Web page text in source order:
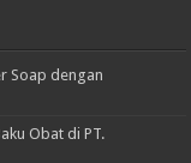
Soap dengan
Obat di PT.